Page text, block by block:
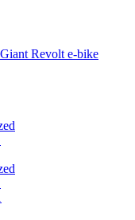
Revolt e-bike